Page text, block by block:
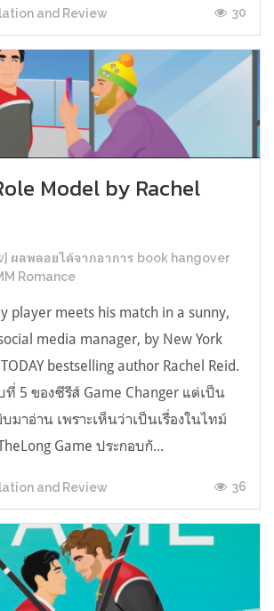
and Review 30
Model by Rachel
ผลพลอยได้จากอาการ book hangover
Romance
player meets his match in a sunny,
media manager, by New York
bestselling author Rachel Reid.
ที่ 5 ของซีรีส์ Game Changer แต่เป็น
มาอ่าน เพราะเห็นว่าเป็นเรื่องในไทม์
Game ประกอบกั...
and Review 36